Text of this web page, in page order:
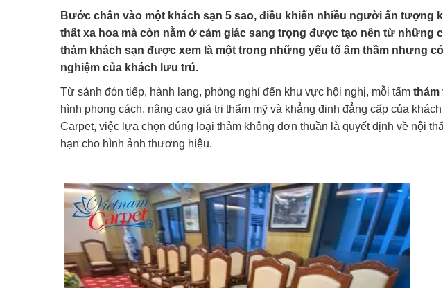
Bước chân vào một khách sạn 5 sao, điều khiến nhiều người ấn tượng
thất xa hoa mà còn nằm ở cảm giác sang trọng được tạo nên từ những
thảm khách sạn được xem là một trong những yếu tố âm thầm nhưng
nghiệm của khách lưu trú.
Từ sảnh đón tiếp, hành lang, phòng nghỉ đến khu vực hội nghị, mỗi tấm thảm
hình phong cách, nâng cao giá trị thẩm mỹ và khẳng định đẳng cấp của
Carpet, việc lựa chọn đúng loại thảm không đơn thuần là quyết định về nội
hạn cho hình ảnh thương hiệu.